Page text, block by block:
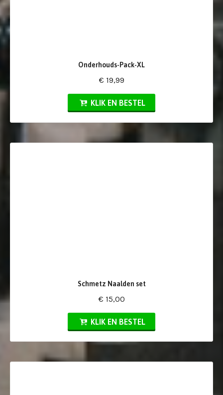
Onderhouds-Pack-XL
€ 19,99
KLIK EN BESTEL
Schmetz Naalden set
€ 15,00
KLIK EN BESTEL